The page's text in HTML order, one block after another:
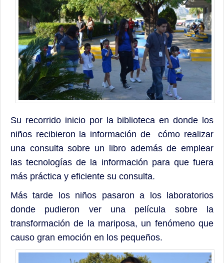
Su recorrido inicio por la biblioteca en donde los
niños recibieron la información de cómo realizar
una consulta sobre un libro además de emplear
las tecnologías de la información para que fuera
más práctica y eficiente su consulta.
Más tarde los niños pasaron a los laboratorios
donde pudieron ver una película sobre la
transformación de la mariposa, un fenómeno que
causo gran emoción en los pequeños.